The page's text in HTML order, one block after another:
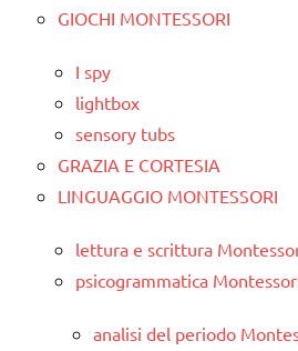
GIOCHI MONTESSORI
I spy
lightbox
sensory tubs
GRAZIA E CORTESIA
LINGUAGGIO MONTESSORI
lettura e scrittura
psicogrammatica
analisi del periodo